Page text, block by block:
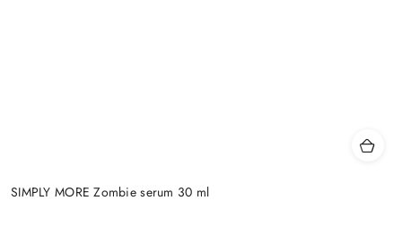
SIMPLY MORE Zombie serum 30 ml